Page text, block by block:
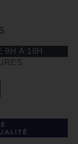
9H À 18H